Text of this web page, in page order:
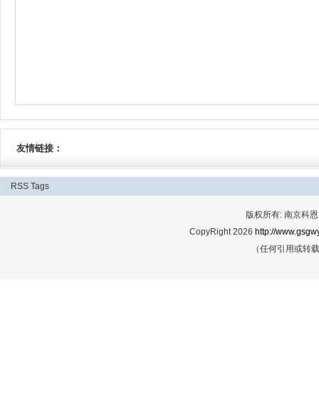
友情链接：
RSS Tags
版权所有: 南京科
CopyRight 2026 http://
（任何引用或转